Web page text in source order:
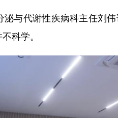
代谢性疾病科主任刘伟
科学。